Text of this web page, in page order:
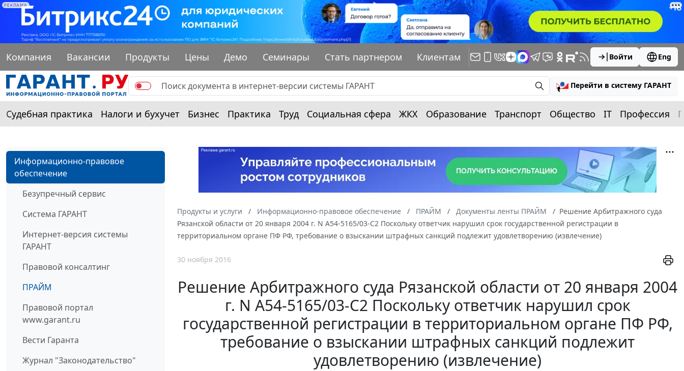
РЕКЛАМА
Компания Вакансии Продукты Цены Демо Семинары Стать партнером Клиентам Войти Eng
Перейти в систему ГАРАНТ
Судебная практика Налоги и бухучет Бизнес Практика Труд Социальная сфера ЖКХ Образование Транспорт Общество IT Профессия
Информационно-правовое
обеспечение
Безупречный сервис
Система ГАРАНТ
Интернет-версия системы
ГАРАНТ
Правовой консалтинг
ПРАЙМ
Правовой портал
www.garant.ru
Вести Гаранта
Журнал "Законодательство"
Продукты и услуги Информационно-правовое обеспечение ПРАЙМ Документы ленты ПРАЙМ
Решение Арбитражного суда
Рязанской области от 20 января 2004 г. N А54-5165/03-С2 Поскольку ответчик нарушил срок государственной регистрации в
территориальном органе ПФ РФ, требование о взыскании штрафных санкций подлежит удовлетворению (извлечение)
30 ноября 2016
Решение Арбитражного суда Рязанской области от 20 января 2004
г. N А54-5165/03-С2 Поскольку ответчик нарушил срок
государственной регистрации в территориальном органе ПФ РФ,
требование о взыскании штрафных санкций подлежит
удовлетворению (извлечение)